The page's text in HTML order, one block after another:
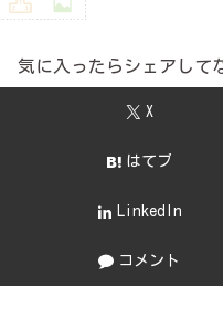
気に入ったらシェアして
X
はてブ
LinkedIn
コメント